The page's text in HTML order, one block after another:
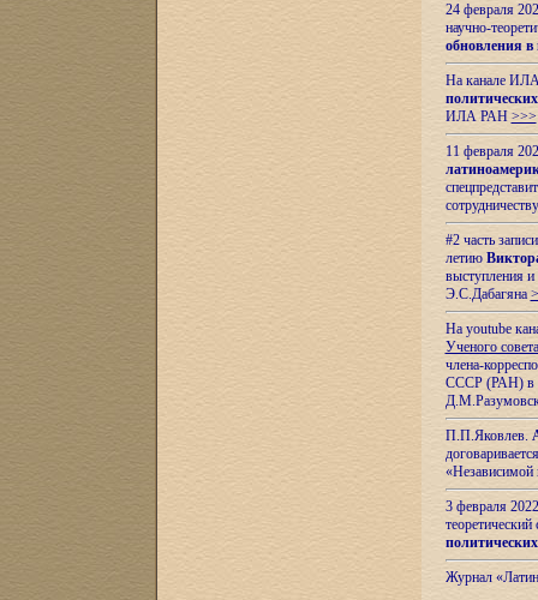
24 февраля
научно-
обновления в
На канале
ИЛА РАН >>>
11 февраля
#2 часть
летию
выступления
Э.С.Дабагяна
На youtube
Ученого
члена-
СССР (РАН) в
П.П.Яковлев.
«Независимой
3 февраля
теоретический
Журнал